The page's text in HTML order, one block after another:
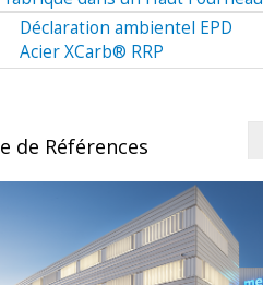
Déclaration ambientel EPD
Acier XCarb® RRP
de Références